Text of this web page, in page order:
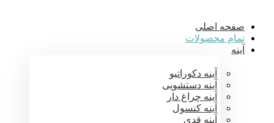
صفحه اصلی
تمام محصولات
آینه
آینه دکوراتیو
آینه دستشویی
آینه چراغ دار
آینه کنسول
آینه قدی